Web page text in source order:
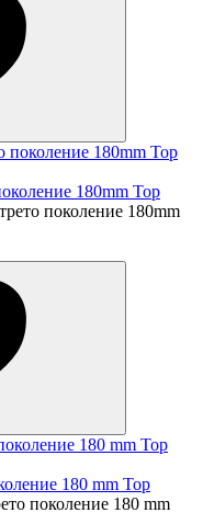
180mm Top
поколение 180mm
180 mm Top
поколение 180 mm